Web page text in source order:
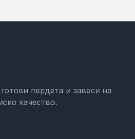
пердета и завеси на
качество.